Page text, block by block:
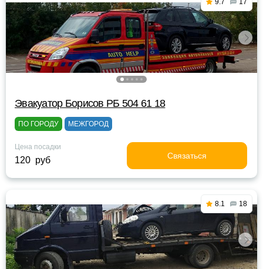
9.7 17
Эвакуатор Борисов РБ 504 61 18
ПО ГОРОДУ МЕЖГОРОД
Цена посадки
120 руб Связаться
8.1 18